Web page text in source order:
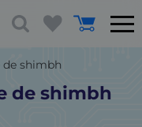
de shimbh
de shimbh